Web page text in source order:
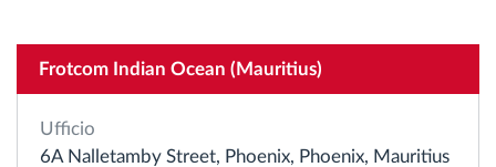
Frotcom Indian Ocean (Mauritius)
Ufficio
6A Nalletamby Street, Phoenix, Phoenix, Mauritius